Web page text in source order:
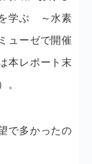
学ぶ ～水素
ューゼで開催
本レポート末
。
で多かったの